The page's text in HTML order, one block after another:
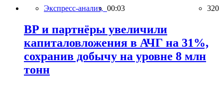
Экспресс-анализ, 00:03 320
BP и партнёры увеличили
капиталовложения в АЧГ на 31%,
сохранив добычу на уровне 8 млн
тонн